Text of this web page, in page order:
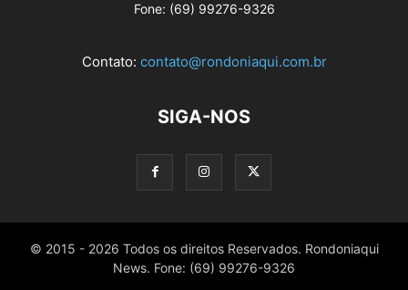
Fone: (69) 99276-9326
Contato: contato@rondoniaqui.com.br
SIGA-NOS
© 2015 - 2026 Todos os direitos Reservados. Rondoniaqui
News. Fone: (69) 99276-9326